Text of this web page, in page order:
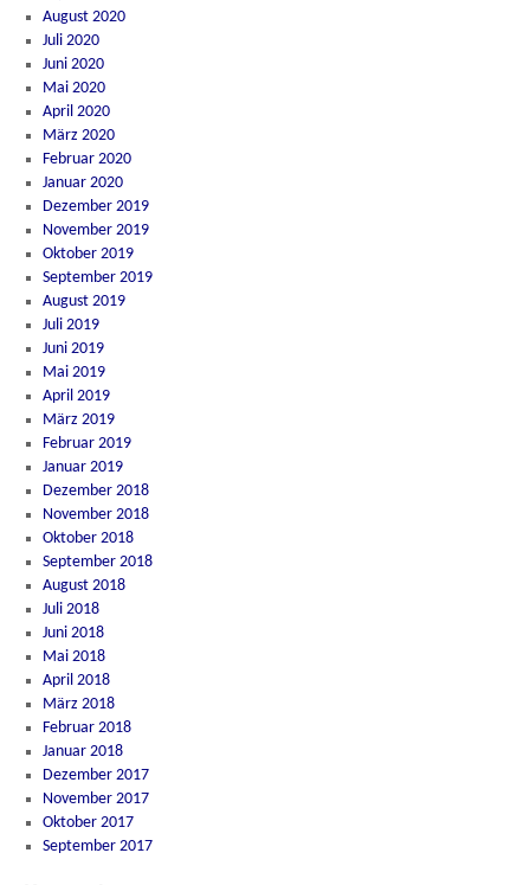
August 2020
Juli 2020
Juni 2020
Mai 2020
April 2020
März 2020
Februar 2020
Januar 2020
Dezember 2019
November 2019
Oktober 2019
September 2019
August 2019
Juli 2019
Juni 2019
Mai 2019
April 2019
März 2019
Februar 2019
Januar 2019
Dezember 2018
November 2018
Oktober 2018
September 2018
August 2018
Juli 2018
Juni 2018
Mai 2018
April 2018
März 2018
Februar 2018
Januar 2018
Dezember 2017
November 2017
Oktober 2017
September 2017